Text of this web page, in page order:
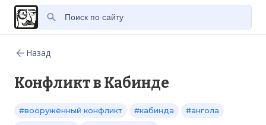
Назад
Конфликт в Кабинде
#вооружённый конфликт #кабинда
#ангола